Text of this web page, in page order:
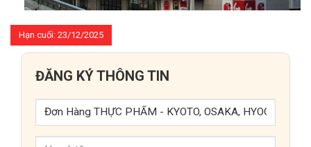
Hạn cuối: 23/12/2025
ĐĂNG KÝ THÔNG TIN